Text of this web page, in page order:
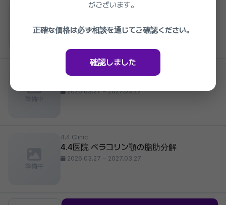
準備中
準備中
4.4 Clinic
2026.03.27 ~ 2027.03.27
準備中
4.4 Clinic
4.4医院 ベラコリン顎の脂肪分解
2026.03.27 ~ 2027.03.27
がございます。
正確な価格は必ず相談を通じてご確認ください。
確認しました